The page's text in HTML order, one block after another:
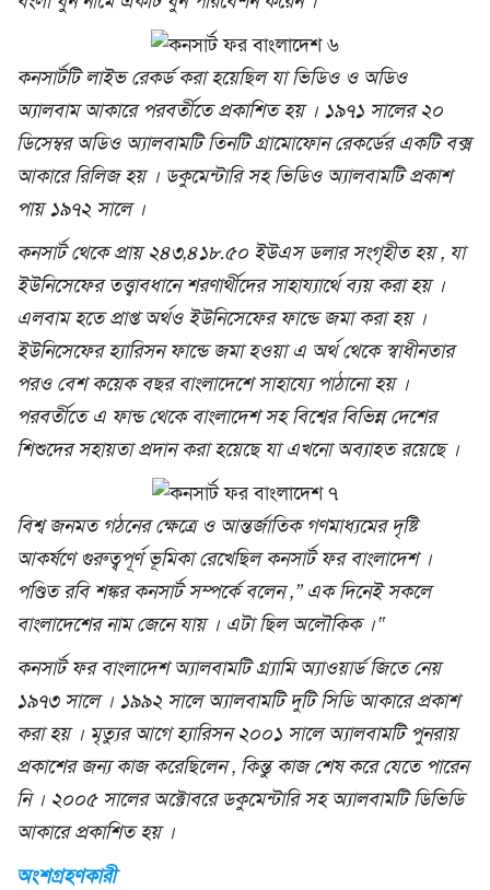
কনসার্টটি লাইভ রেকর্ড করা হয়েছিল যা ভিডিও ও অডিও
অ্যালবাম আকারে পরবর্তীতে প্রকাশিত হয় । ১৯৭১ সালের ২০
ডিসেম্বর অডিও অ্যালবামটি তিনটি গ্রামোফোন রেকর্ডের একটি বক্স
আকারে রিলিজ হয় । ডকুমেন্টারি সহ ভিডিও অ্যালবামটি প্রকাশ
পায় ১৯৭২ সালে ।
কনসার্ট থেকে প্রায় ২৪৩,৪১৮.৫০ ইউএস ডলার সংগৃহীত হয় , যা
ইউনিসেফের তত্ত্বাবধানে শরণার্থীদের সাহায্যার্থে ব্যয় করা হয় ।
এলবাম হতে প্রাপ্ত অর্থও ইউনিসেফের ফান্ডে জমা করা হয় ।
ইউনিসেফের হ্যারিসন ফান্ডে জমা হওয়া এ অর্থ থেকে স্বাধীনতার
পরও বেশ কয়েক বছর বাংলাদেশে সাহায্যে পাঠানো হয় ।
পরবর্তীতে এ ফান্ড থেকে বাংলাদেশ সহ বিশ্বের বিভিন্ন দেশের
শিশুদের সহায়তা প্রদান করা হয়েছে যা এখনো অব্যাহত রয়েছে ।
বিশ্ব জনমত গঠনের ক্ষেত্রে ও আন্তর্জাতিক গণমাধ্যমের দৃষ্টি
আকর্ষণে গুরুত্বপূর্ণ ভূমিকা রেখেছিল কনসার্ট ফর বাংলাদেশ ।
পণ্ডিত রবি শঙ্কর কনসার্ট সম্পর্কে বলেন ,” এক দিনেই সকলে
বাংলাদেশের নাম জেনে যায় । এটা ছিল অলৌকিক ।“
কনসার্ট ফর বাংলাদেশ অ্যালবামটি গ্র্যামি অ্যাওয়ার্ড জিতে নেয়
১৯৭৩ সালে । ১৯৯২ সালে অ্যালবামটি দুটি সিডি আকারে প্রকাশ
করা হয় । মৃত্যুর আগে হ্যারিসন ২০০১ সালে অ্যালবামটি পুনরায়
প্রকাশের জন্য কাজ করেছিলেন , কিন্তু কাজ শেষ করে যেতে পারেন
নি । ২০০৫ সালের অক্টোবরে ডকুমেন্টারি সহ অ্যালবামটি ডিভিডি
আকারে প্রকাশিত হয় ।
অংশগ্রহণকারী